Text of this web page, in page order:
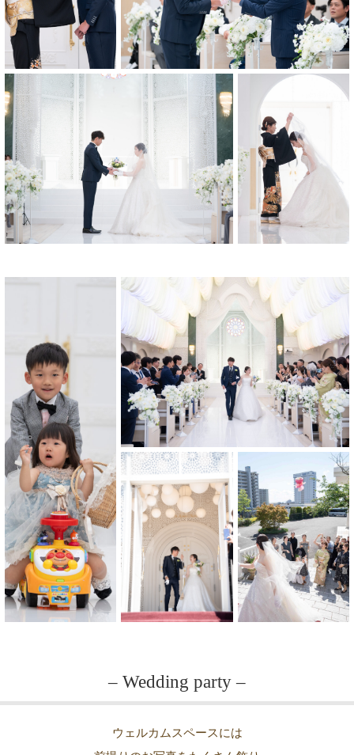
– Wedding party –
ウェルカムスペースには